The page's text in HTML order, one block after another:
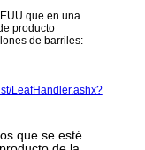
que en una
producto
de barriles:
LeafHandler.ashx?
que se esté